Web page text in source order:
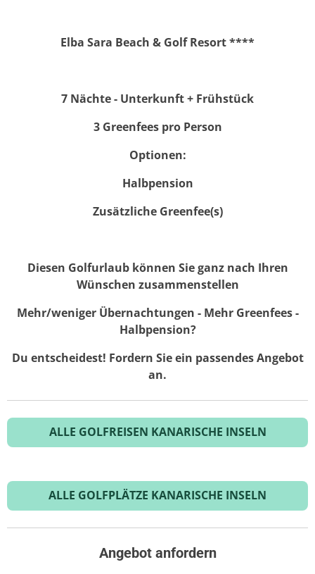
Elba Sara Beach & Golf Resort****
7 Nächte - Unterkunft + Frühstück
3 Greenfees pro Person
Optionen:
Halbpension
Zusätzliche Greenfee(s)
Diesen Golfurlaub können Sie ganz nach Ihren
Wünschen zusammenstellen
Mehr/weniger Übernachtungen - Mehr Greenfees -
Halbpension?
Du entscheidest! Fordern Sie ein passendes Angebot
an.
ALLE GOLFREISEN KANARISCHE INSELN
ALLE GOLFPLÄTZE KANARISCHE INSELN
Angebot anfordern